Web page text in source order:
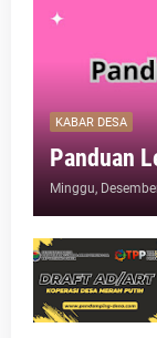
KABAR DESA
Panduan
Minggu,